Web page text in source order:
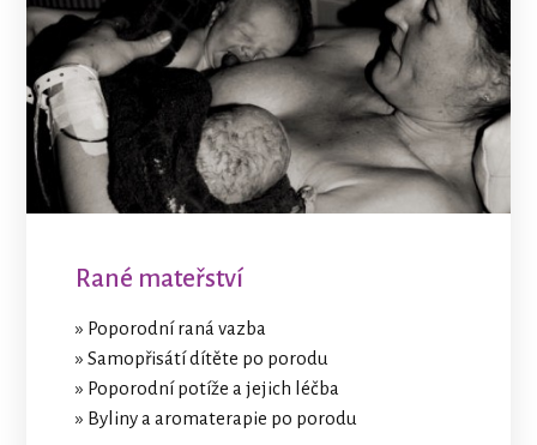
Rané mateřství
» Poporodní raná vazba
» Samopřisátí dítěte po porodu
» Poporodní potíže a jejich léčba
» Byliny a aromaterapie po porodu